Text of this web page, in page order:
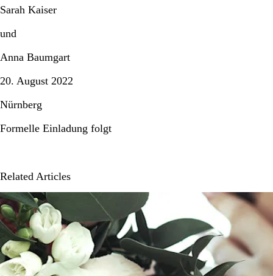
Sarah Kaiser
und
Anna Baumgart
20. August 2022
Nürnberg
Formelle Einladung folgt
Related Articles